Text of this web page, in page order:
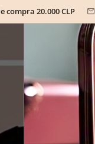
compra 20.000 CLP